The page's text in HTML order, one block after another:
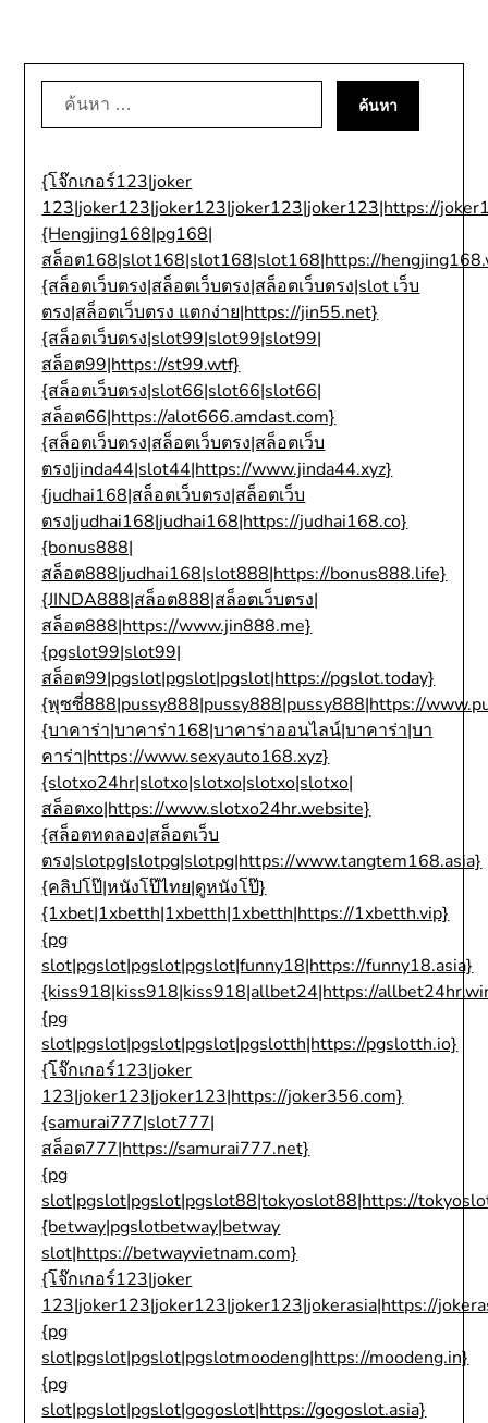
ค้นหา
สำหรับ:
{โจ๊กเกอร์123|joker
123|joker123|joker123|joker123|joker123|https://
{Hengjing168|pg168|
สล็อต168|slot168|slot168|slot168|https://
{สล็อตเว็บตรง|สล็อตเว็บตรง|สล็อตเว็บตรง|slot เว็บ
ตรง|สล็อตเว็บตรง แตกง่าย|https://jin55.net}
{สล็อตเว็บตรง|slot99|slot99|slot99|
สล็อต99|https://st99.wtf}
{สล็อตเว็บตรง|slot66|slot66|slot66|
สล็อต66|https://alot666.amdast.com}
{สล็อตเว็บตรง|สล็อตเว็บตรง|สล็อตเว็บ
ตรง|jinda44|slot44|https://www.jinda44.xyz}
{judhai168|สล็อตเว็บตรง|สล็อตเว็บ
ตรง|judhai168|judhai168|https://judhai168.co}
{bonus888|
สล็อต888|judhai168|slot888|https://bonus888.life}
{JINDA888|สล็อต888|สล็อตเว็บตรง|
สล็อต888|https://www.jin888.me}
{pgslot99|slot99|
สล็อต99|pgslot|pgslot|pgslot|https://pgslot.today}
{พุซซี่888|pussy888|pussy888|pussy888|https://
{บาคาร่า|บาคาร่า168|บาคาร่าออนไลน์|บาคาร่า|บา
คาร่า|https://www.sexyauto168.xyz}
{slotxo24hr|slotxo|slotxo|slotxo|slotxo|
สล็อตxo|https://www.slotxo24hr.website}
{สล็อตทดลอง|สล็อตเว็บ
ตรง|slotpg|slotpg|slotpg|https://www.tangtem168.asia}
{คลิปโป๊|หนังโป๊ไทย|ดูหนังโป๊}
{1xbet|1xbetth|1xbetth|1xbetth|https://1xbetth.vip}
{pg
slot|pgslot|pgslot|pgslot|funny18|https://funny18.asia}
{kiss918|kiss918|kiss918|allbet24|https://
{pg
slot|pgslot|pgslot|pgslot|pgslotth|https://pgslotth.io}
{โจ๊กเกอร์123|joker
123|joker123|joker123|https://joker356.com}
{samurai777|slot777|
สล็อต777|https://samurai777.net}
{pg
slot|pgslot|pgslot|pgslot88|tokyoslot88|https://
{betway|pgslotbetway|betway
slot|https://betwayvietnam.com}
{โจ๊กเกอร์123|joker
123|joker123|joker123|joker123|jokerasia|https://
{pg
slot|pgslot|pgslot|pgslotmoodeng|https://moodeng.in}
{pg
slot|pgslot|pgslot|gogoslot|https://gogoslot.asia}